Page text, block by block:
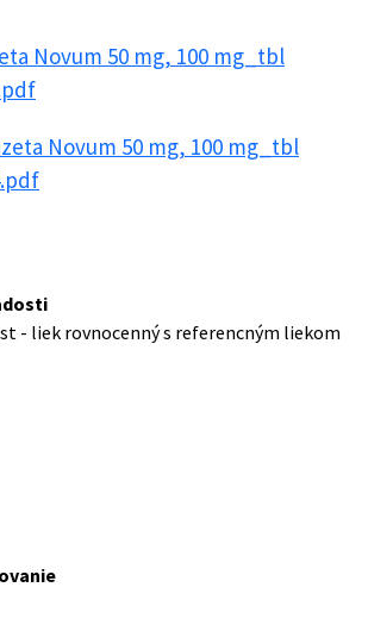
Novum 50 mg, 100 mg_tbl
Novum 50 mg, 100 mg_tbl
- liek rovnocenný s referencným liekom